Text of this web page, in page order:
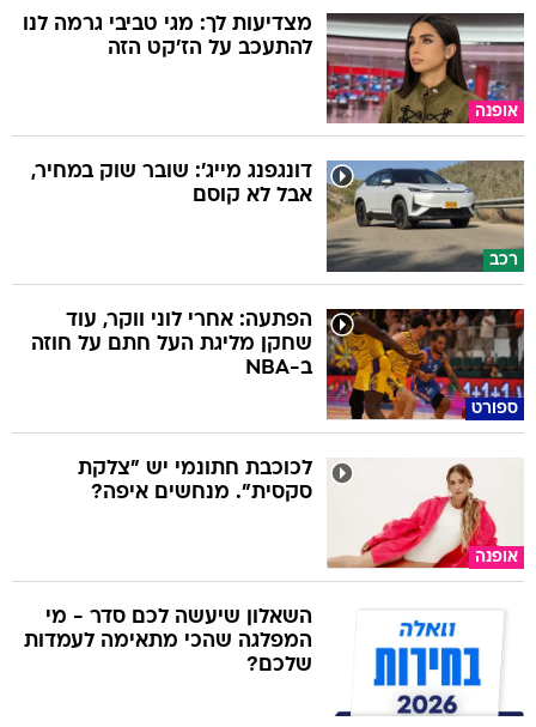
אופנה
מצדיעות לך: מגי טביבי גרמה לנו
להתעכב על הז'קט הזה
רכב
דונגפנג מייג': שובר שוק במחיר,
אבל לא קוסם
ספורט
הפתעה: אחרי לוני ווקר, עוד
שחקן מליגת העל חתם על חוזה
ב-NBA
אופנה
לכוכבת חתונמי יש "צלקת
סקסית". מנחשים איפה?
השאלון שיעשה לכם סדר - מי
המפלגה שהכי מתאימה לעמדות
שלכם?